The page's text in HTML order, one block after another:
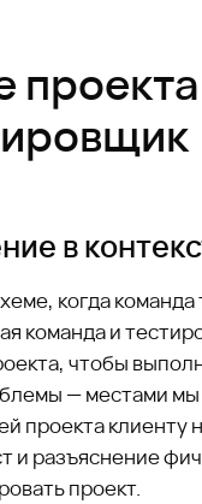
проекта
в
когда команда
команда и
чтобы
— местами
проекта клиенту
и разъяснение
проект.